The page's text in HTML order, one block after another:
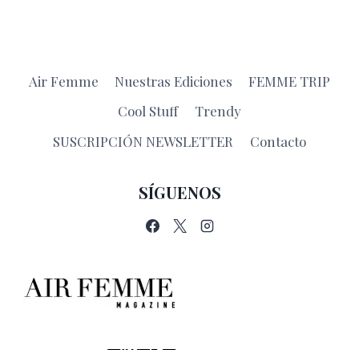
Air Femme Nuestras Ediciones
FEMME TRIP
Cool Stuff
Trendy
SUSCRIPCIÓN NEWSLETTER
Contacto
SÍGUENOS